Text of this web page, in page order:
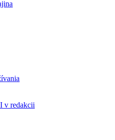
v redakcii